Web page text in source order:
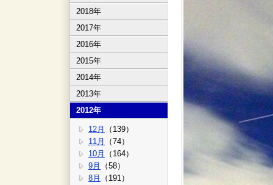
2018年
2017年
2016年
2015年
2014年
2013年
2012年
12月
（139）
11月
（74）
10月
（164）
9月
（58）
8月
（191）